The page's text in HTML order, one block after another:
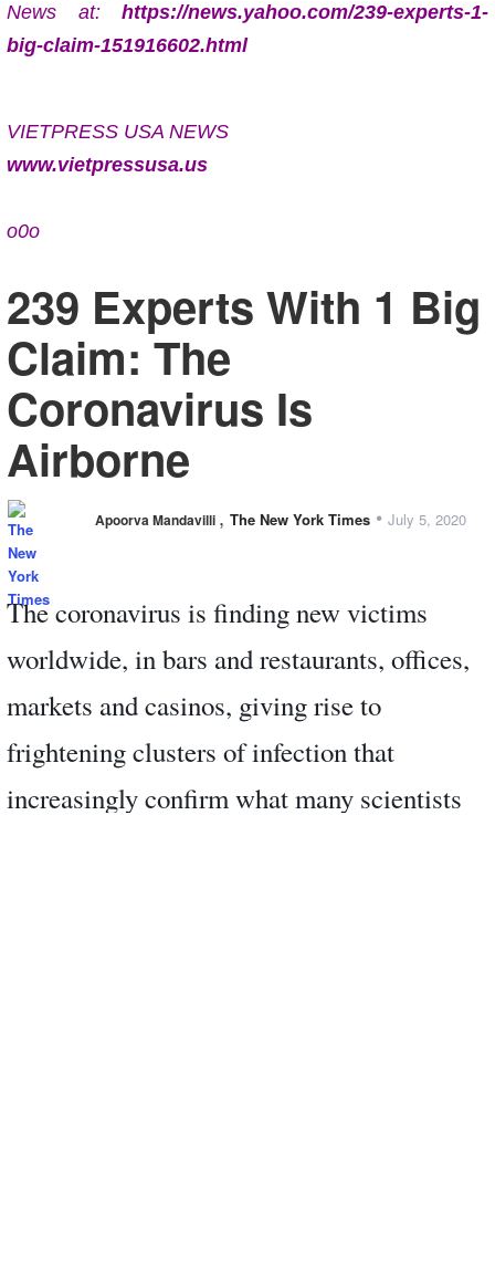
News at: https://news.yahoo.com/239-experts-1-
big-claim-151916602.html
VIETPRESS USA NEWS
www.vietpressusa.us
o0o
239 Experts With 1 Big
Claim: The
Coronavirus Is
Airborne
Apoorva Mandavilli , The New York Times • July 5, 2020
The coronavirus is finding new victims
worldwide, in bars and restaurants, offices,
markets and casinos, giving rise to
frightening clusters of infection that
increasingly confirm what many scientists